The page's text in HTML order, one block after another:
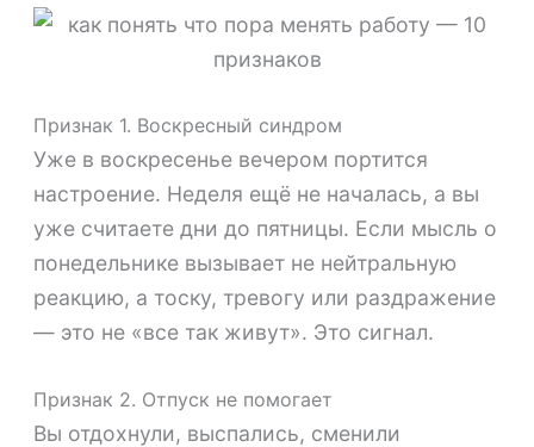
Признак 1. Воскресный синдром
Уже в воскресенье вечером портится
настроение. Неделя ещё не началась, а вы
уже считаете дни до пятницы. Если мысль о
понедельнике вызывает не нейтральную
реакцию, а тоску, тревогу или раздражение
— это не «все так живут». Это сигнал.
Признак 2. Отпуск не помогает
Вы отдохнули, выспались, сменили